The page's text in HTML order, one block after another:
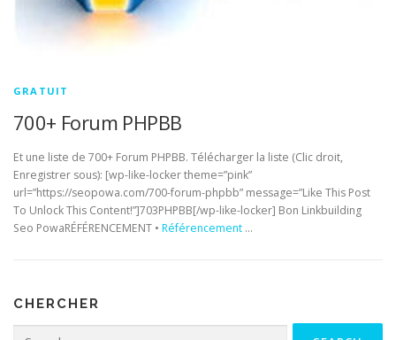
GRATUIT
700+ Forum PHPBB
Et une liste de 700+ Forum PHPBB. Télécharger la liste (Clic droit,
Enregistrer sous): [wp-like-locker theme=”pink”
url=”https://seopowa.com/700-forum-phpbb” message=”Like This Post
To Unlock This Content!”]703PHPBB[/wp-like-locker] Bon Linkbuilding
Seo PowaRÉFÉRENCEMENT • Référencement …
CHERCHER